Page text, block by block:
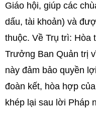
Giáo hội, giúp các
dấu, tài khoản) và
thuộc. Về Trụ trì: Hòa
Trưởng Ban Quản trị
này đảm bảo quyền
đoàn kết, hòa hợp
khép lại sau lời Pháp